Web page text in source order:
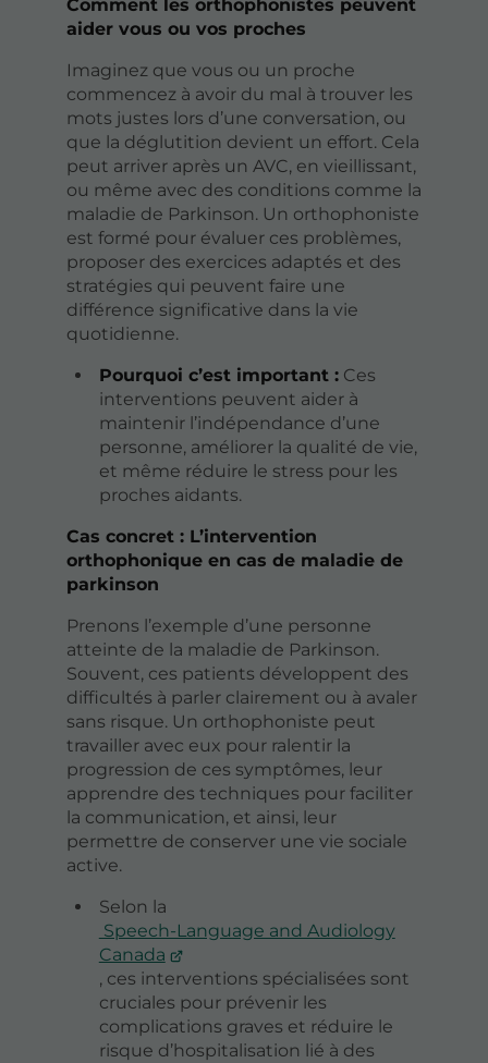
Comment les orthophonistes peuvent
aider vous ou vos proches
Imaginez que vous ou un proche
commencez à avoir du mal à trouver les
mots justes lors d’une conversation, ou
que la déglutition devient un effort. Cela
peut arriver après un AVC, en vieillissant,
ou même avec des conditions comme la
maladie de Parkinson. Un orthophoniste
est formé pour évaluer ces problèmes,
proposer des exercices adaptés et des
stratégies qui peuvent faire une
différence significative dans la vie
quotidienne.
Pourquoi c’est important :Ces
interventions peuvent aider à
maintenir l’indépendance d’une
personne, améliorer la qualité de vie,
et même réduire le stress pour les
proches aidants.
Cas concret : L’intervention
orthophonique en cas de maladie de
parkinson
Prenons l’exemple d’une personne
atteinte de la maladie de Parkinson.
Souvent, ces patients développent des
difficultés à parler clairement ou à avaler
sans risque. Un orthophoniste peut
travailler avec eux pour ralentir la
progression de ces symptômes, leur
apprendre des techniques pour faciliter
la communication, et ainsi, leur
permettre de conserver une vie sociale
active.
Selon la
Speech-Language and Audiology
Canada
, ces interventions spécialisées sont
cruciales pour prévenir les
complications graves et réduire le
risque d’hospitalisation lié à des